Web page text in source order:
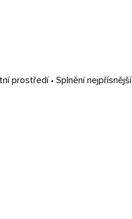
prostředí • Splnění